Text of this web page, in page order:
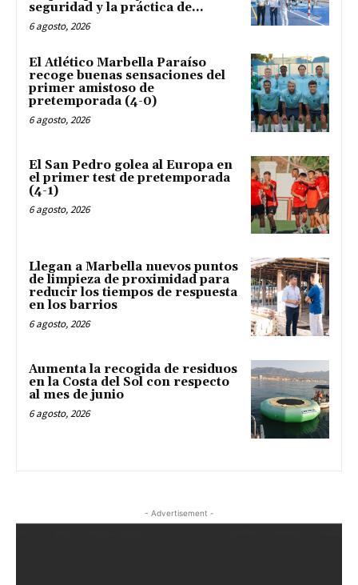
seguridad y la práctica de...
6 agosto, 2026
El Atlético Marbella Paraíso
recoge buenas sensaciones del
primer amistoso de
pretemporada (4-0)
6 agosto, 2026
El San Pedro golea al Europa en
el primer test de pretemporada
(4-1)
6 agosto, 2026
Llegan a Marbella nuevos puntos
de limpieza de proximidad para
reducir los tiempos de respuesta
en los barrios
6 agosto, 2026
Aumenta la recogida de residuos
en la Costa del Sol con respecto
al mes de junio
6 agosto, 2026
- Advertisement -